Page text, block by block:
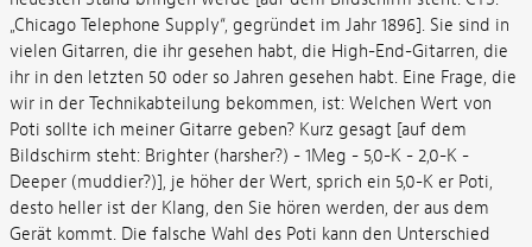
„Chicago Telephone Supply“, gegründet im Jahr 1896]. Sie sind in
vielen Gitarren, die ihr gesehen habt, die High-End-Gitarren, die
ihr in den letzten 50 oder so Jahren gesehen habt. Eine Frage, die
wir in der Technikabteilung bekommen, ist: Welchen Wert von
Poti sollte ich meiner Gitarre geben? Kurz gesagt [auf dem
Bildschirm steht: Brighter (harsher?) - 1Meg - 5,0-K - 2,0-K -
Deeper (muddier?)], je höher der Wert, sprich ein 5,0-K er Poti,
desto heller ist der Klang, den Sie hören werden, der aus dem
Gerät kommt. Die falsche Wahl des Poti kann den Unterschied